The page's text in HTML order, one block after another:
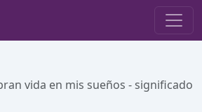
vida en mis sueños - significado